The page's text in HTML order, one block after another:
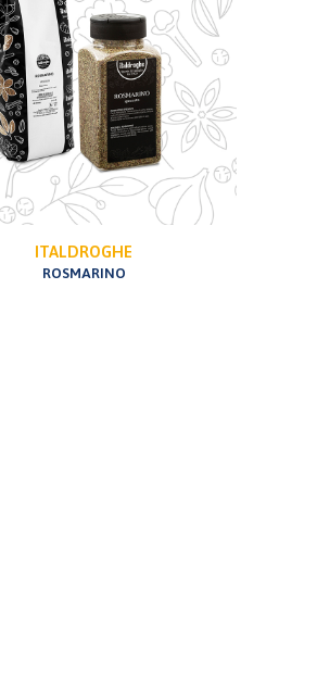
ITALDROGHE
ROSMARINO